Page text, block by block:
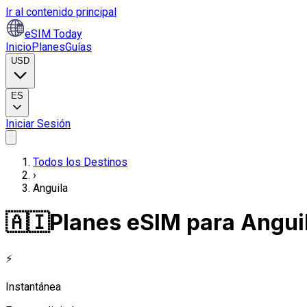
Ir al contenido principal
eSIM Today
InicioPlanesGuías
USD
ES
Iniciar Sesión
Todos los Destinos
›
Anguila
🇦🇮Planes eSIM para
⚡
Instantánea